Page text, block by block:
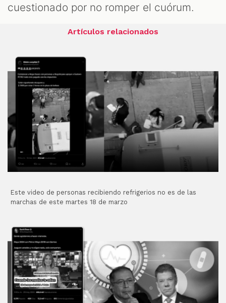
cuestionado por no romper el cuórum.
Artículos relacionados
Este video de personas recibiendo refrigerios no es de las
marchas de este martes 18 de marzo